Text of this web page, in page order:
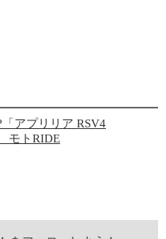
アプリリア RSV4
モトRIDE